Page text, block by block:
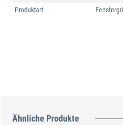
Produktart
Ähnliche Produkte